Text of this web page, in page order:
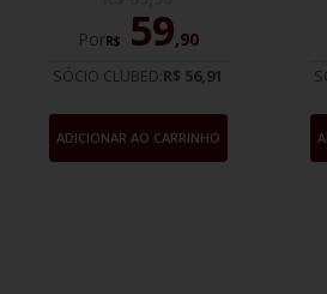
PorR$ 59,90
SÓCIO CLUBED:R$ 56,91
ADICIONAR AO CARRINHO